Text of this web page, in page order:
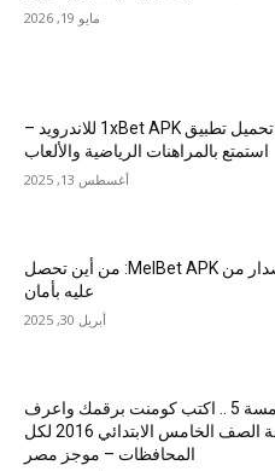
مايو 19, 2026
عنوان: تحميل تطبيق 1xBet APK للاندرويد –
استمتع بالمراهنات الرياضية والألعاب
أغسطس 13, 2025
أحدث إصدار من MelBet APK: من أين تحصل
عليه بأمان
أبريل 30, 2025
نتيجة خامسة 5 .. اكتب كومنت برقمك واعرف
نتيجة الصف الخامس الابتدائي 2016 لكل
المحافظات – موجز مصر